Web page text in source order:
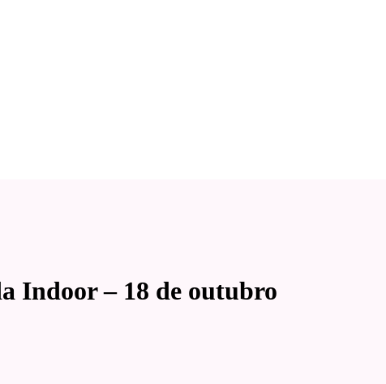
Indoor – 18 de outubro